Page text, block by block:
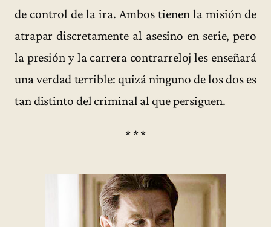
de control de la ira. Ambos tienen la misión de
atrapar discretamente al asesino en serie, pero
la presión y la carrera contrarreloj les enseñará
una verdad terrible: quizá ninguno de los dos es
tan distinto del criminal al que persiguen.
* * *